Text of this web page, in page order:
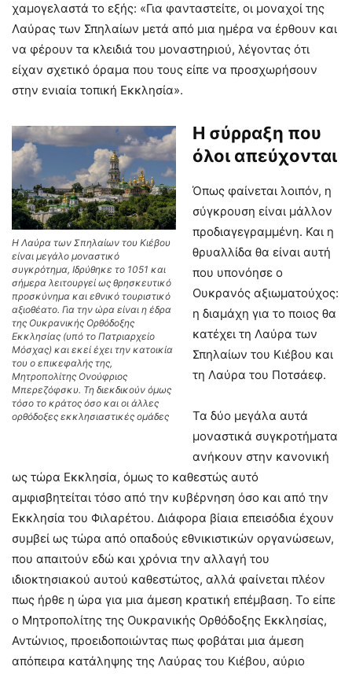
χαμογελαστά το εξής: «Για φανταστείτε, οι μοναχοί της
Λαύρας των Σπηλαίων μετά από μια ημέρα να έρθουν και
να φέρουν τα κλειδιά του μοναστηριού, λέγοντας ότι
είχαν σχετικό όραμα που τους είπε να προσχωρήσουν
στην ενιαία τοπική Εκκλησία».
Η Λαύρα των Σπηλαίων του Κιέβου
είναι μεγάλο μοναστικό
συγκρότημα, Ιδρύθηκε το 1051 και
σήμερα λειτουργεί ως θρησκευτικό
προσκύνημα και εθνικό τουριστικό
αξιοθέατο. Για την ώρα είναι η έδρα
της Ουκρανικής Ορθόδοξης
Εκκλησίας (υπό το Πατριαρχείο
Μόσχας) και εκεί έχει την κατοικία
του ο επικεφαλής της,
Μητροπολίτης Ονούφριος
Μπερεζόφσκυ. Τη διεκδικούν όμως
τόσο το κράτος όσο και οι άλλες
ορθόδοξες εκκλησιαστικές ομάδες
Η σύρραξη που
όλοι απεύχονται
Όπως φαίνεται λοιπόν, η
σύγκρουση είναι μάλλον
προδιαγεγραμμένη. Και η
θρυαλλίδα θα είναι αυτή
που υπονόησε ο
Ουκρανός αξιωματούχος:
η διαμάχη για το ποιος θα
κατέχει τη Λαύρα των
Σπηλαίων του Κιέβου και
τη Λαύρα του Ποτσάεφ.
Τα δύο μεγάλα αυτά
μοναστικά συγκροτήματα
ανήκουν στην κανονική
ως τώρα Εκκλησία, όμως το καθεστώς αυτό
αμφισβητείται τόσο από την κυβέρνηση όσο και από την
Εκκλησία του Φιλαρέτου. Διάφορα βίαια επεισόδια έχουν
συμβεί ως τώρα από οπαδούς εθνικιστικών οργανώσεων,
που απαιτούν εδώ και χρόνια την αλλαγή του
ιδιοκτησιακού αυτού καθεστώτος, αλλά φαίνεται πλέον
πως ήρθε η ώρα για μια άμεση κρατική επέμβαση. Το είπε
ο Μητροπολίτης της Ουκρανικής Ορθόδοξης Εκκλησίας,
Αντώνιος, προειδοποιώντας πως φοβάται μια άμεση
απόπειρα κατάληψης της Λαύρας του Κιέβου, αύριο